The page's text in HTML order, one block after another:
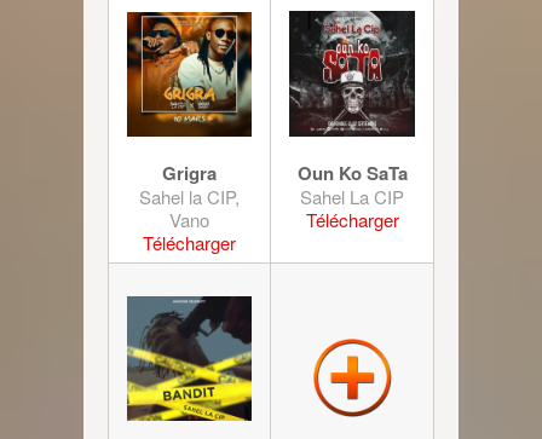
Grigra
Sahel la CIP,
Vano
Télécharger
Oun Ko SaTa
Sahel La CIP
Télécharger